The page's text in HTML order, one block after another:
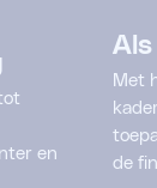
en
Met
de